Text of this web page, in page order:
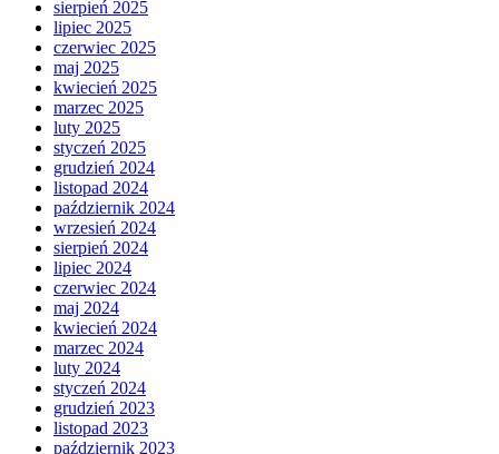
sierpień 2025
lipiec 2025
czerwiec 2025
maj 2025
kwiecień 2025
marzec 2025
luty 2025
styczeń 2025
grudzień 2024
listopad 2024
październik 2024
wrzesień 2024
sierpień 2024
lipiec 2024
czerwiec 2024
maj 2024
kwiecień 2024
marzec 2024
luty 2024
styczeń 2024
grudzień 2023
listopad 2023
październik 2023